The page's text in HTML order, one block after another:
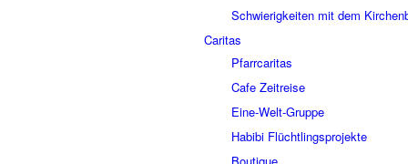
Schwierigkeiten mit dem
Caritas
Pfarrcaritas
Cafe Zeitreise
Eine-Welt-Gruppe
Habibi Flüchtlingsprojekte